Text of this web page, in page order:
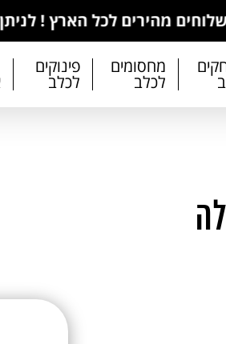
לכל הארץ ! לניתן
מחסומים
לכלב
פינוקים
לכלב